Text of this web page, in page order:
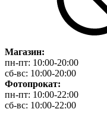
Магазин:
пн-пт: 10:00-20:00
сб-вс: 10:00-20:00
Фотопрокат:
пн-пт: 10:00-22:00
сб-вс: 10:00-22:00